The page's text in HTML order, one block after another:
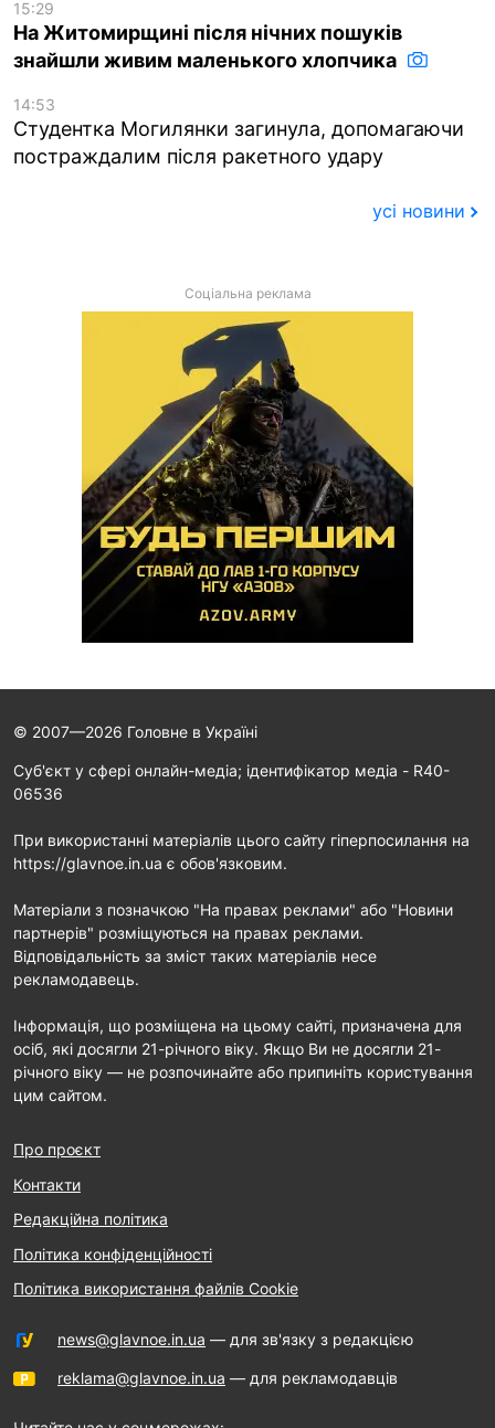
15:29
На Житомирщині після нічних пошуків
знайшли живим маленького хлопчика
14:53
Студентка Могилянки загинула, допомагаючи
постраждалим після ракетного удару
усі новини
Соціальна реклама
© 2007—2026 Головне в Україні
Cуб'єкт у сфері онлайн-медіа; ідентифікатор медіа - R40-
06536
При використанні матеріалів цього сайту гіперпосилання на
https://glavnoe.in.ua є обов'язковим.
Матеріали з позначкою "На правах реклами" або "Новини
партнерів" розміщуються на правах реклами.
Відповідальність за зміст таких матеріалів несе
рекламодавець.
Інформація, що розміщена на цьому сайті, призначена для
осіб, які досягли 21-річного віку. Якщо Ви не досягли 21-
річного віку — не розпочинайте або припиніть користування
цим сайтом.
Про проєкт
Контакти
Редакційна політика
Політика конфіденційності
Політика використання файлів Cookie
news@glavnoe.in.ua — для зв'язку з редакцією
reklama@glavnoe.in.ua — для рекламодавців